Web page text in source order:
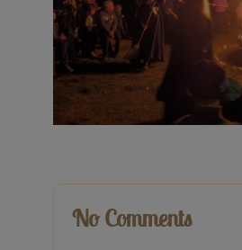
Veranstaltungen
Baumpaten
Kontakt
No Comments